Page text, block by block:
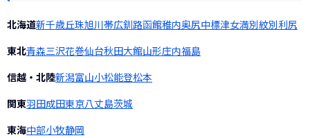
北海道新千歳丘珠旭川 帯広釧路函館稚内奥尻中標津女満別 紋別 利尻
東北青森三沢花巻仙台秋田大館山形庄内福島
信越・北陸新潟富山小松能登松本
関東羽田成田東京八丈島茨城
東海中部小牧静岡